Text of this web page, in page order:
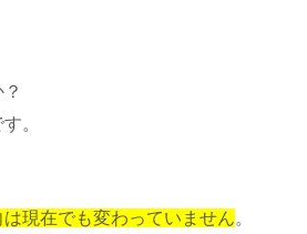
。
は現在でも変わっていません。